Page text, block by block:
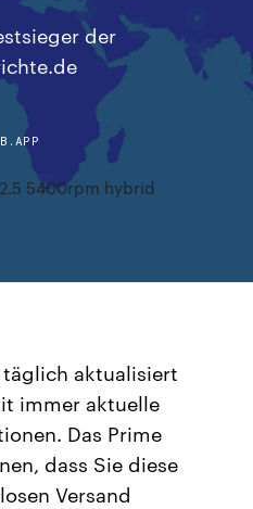
der
5400rpm hybrid
aktualisiert
immer aktuelle
Das Prime
dass Sie diese
Versand